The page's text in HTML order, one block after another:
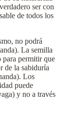
ser con
de todos los
no podrá
La semilla
para permitir que
de la sabiduría
Los
puede
y no a través